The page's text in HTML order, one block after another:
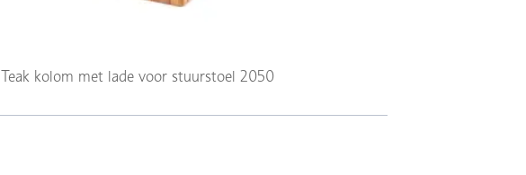
Teak kolom met lade voor stuurstoel 2050